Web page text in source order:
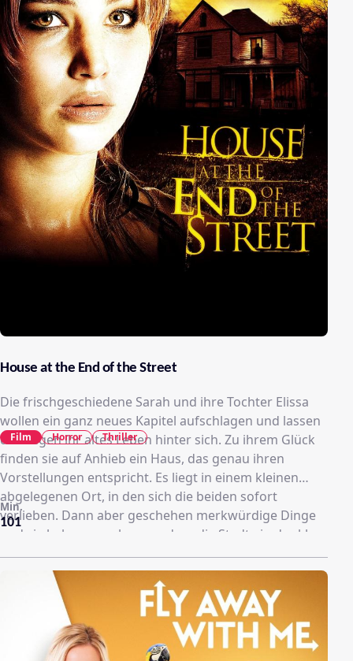
House at the End of the Street
Die frischgeschiedene Sarah und ihre Tochter Elissa
wollen ein ganz neues Kapitel aufschlagen und lassen
deswegen ihr altes Leben hinter sich. Zu ihrem Glück
finden sie auf Anhieb ein Haus, das genau ihren
Vorstellungen entspricht. Es liegt in einem kleinen
abgelegenen Ort, in den sich die beiden sofort
verlieben. Dann aber geschehen merkwürdige Dinge
und sie bekommen heraus, dass die Stadt ein dunkles
Geheimnis birgt. Vor wenigen Jahren passierte in
ihrem Nachbarhaus ein schrecklicher Mord. Die
Tochter der Familie töte ihre Eltern im Schlaf und
verschwand daraufhin spurlos - zurück blieb nur ihr
Bruder Ryan, der seitdem alleine dort wohnt. Elissa
und Ryan kommen sich trotz dieses schrecklichen
101
Min.
Film Horror Thriller